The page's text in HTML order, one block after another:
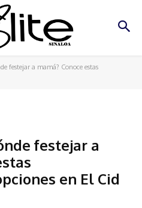
festejar a mamá? Conoce estas
festejar a
en El Cid